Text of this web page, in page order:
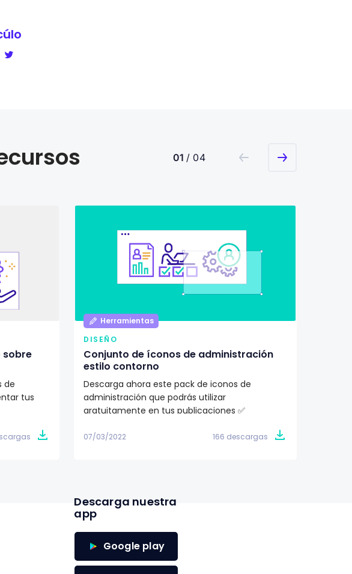
01 / 04
sobre
de
tus
Herramientas
DISEÑO
Conjunto de íconos de administración
estilo contorno
Descarga ahora este pack de iconos de
administración que podrás utilizar
gratuitamente en tus publicaciones ✅
07/03/2022 166 descargas
Descarga nuestra
app
Google play